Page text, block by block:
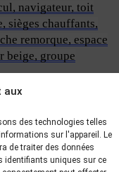
aux
des technologies telles
sur l'appareil. Le
de traiter des données
identifiants uniques sur ce
navigateur, toit
sièges chauffants,
remorque, espace
beige, groupe
COMMUNICATION :
- 1 0 1 2